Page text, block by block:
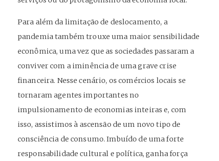
Para além da limitação de deslocamento, a
pandemia também trouxe uma maior sensibilidade
econômica, uma vez que as sociedades passaram a
conviver com a iminência de uma grave crise
financeira. Nesse cenário, oscomércios locais se
tornaram agentes importantes no
impulsionamento de economias inteiras e, com
isso, assistimos à ascensão de um novo tipo de
consciência de consumo. Imbuído de uma forte
responsabilidade cultural e política, ganha força